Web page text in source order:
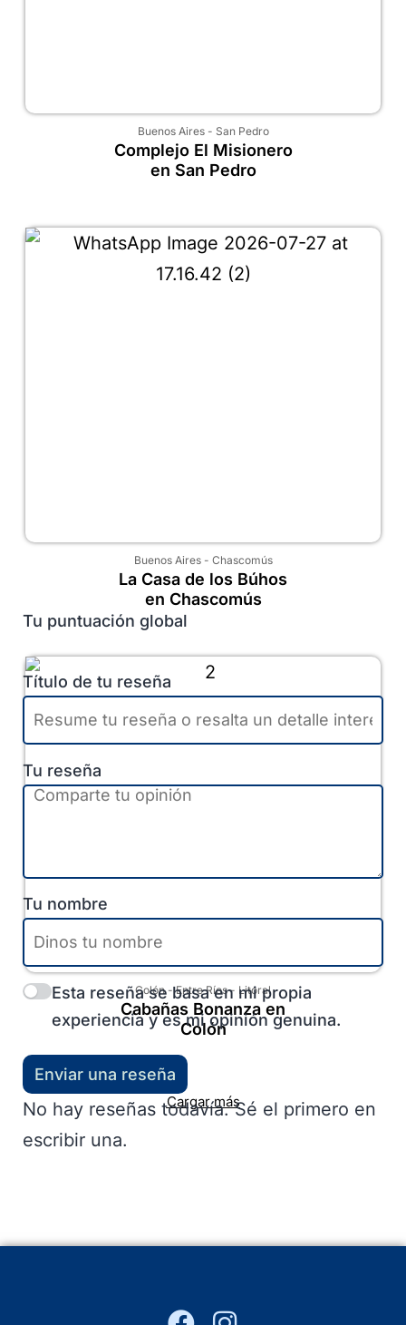
Buenos Aires- San Pedro
Complejo El Misionero
en San Pedro
Buenos Aires- Chascomús
La Casa de los Búhos
en Chascomús
Colón-Entre Ríos- Litoral
Cabañas Bonanza en
Colón
Cargar más
Tu puntuación global
Título de tu reseña
Tu reseña
Tu nombre
Esta reseña se basa en mi propia
experiencia y es mi opinión genuina.
Enviar una reseña
No hay reseñas todavía. Sé el primero en
escribir una.